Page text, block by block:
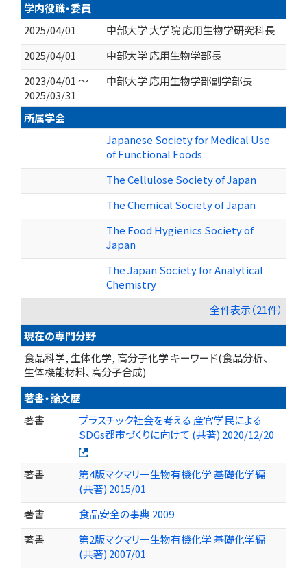
学内役職・委員
2025/04/01
中部大学 大学院 応用生物学研究科長
2025/04/01
中部大学 応用生物学部長
2023/04/01 ～
2025/03/31
中部大学 応用生物学部副学部長
所属学会
Japanese Society for Medical Use
of Functional Foods
The Cellulose Society of Japan
The Chemical Society of Japan
The Food Hygienics Society of
Japan
The Japan Society for Analytical
Chemistry
全件表示（21件）
現在の専門分野
食品科学, 生体化学, 高分子化学 キーワード(食品分析、
生体機能材料、高分子合成)
著書・論文歴
著書
プラスチック社会を考える 産官学民による
SDGs都市づくりに向けて (共著) 2020/12/20
著書
第4版マクマリー生物有機化学 基礎化学編
(共著) 2015/01
著書
食品安全の事典 2009
著書
第2版マクマリー生物有機化学 基礎化学編
(共著) 2007/01